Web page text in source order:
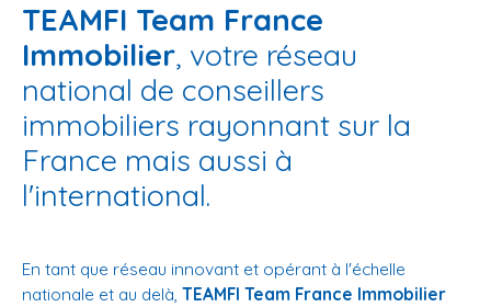
TEAMFI Team France
Immobilier, votre réseau
national de conseillers
immobiliers rayonnant sur la
France mais aussi à
l'international.
En tant que réseau innovant et opérant à l'échelle
nationale et au delà, TEAMFI Team France Immobilier